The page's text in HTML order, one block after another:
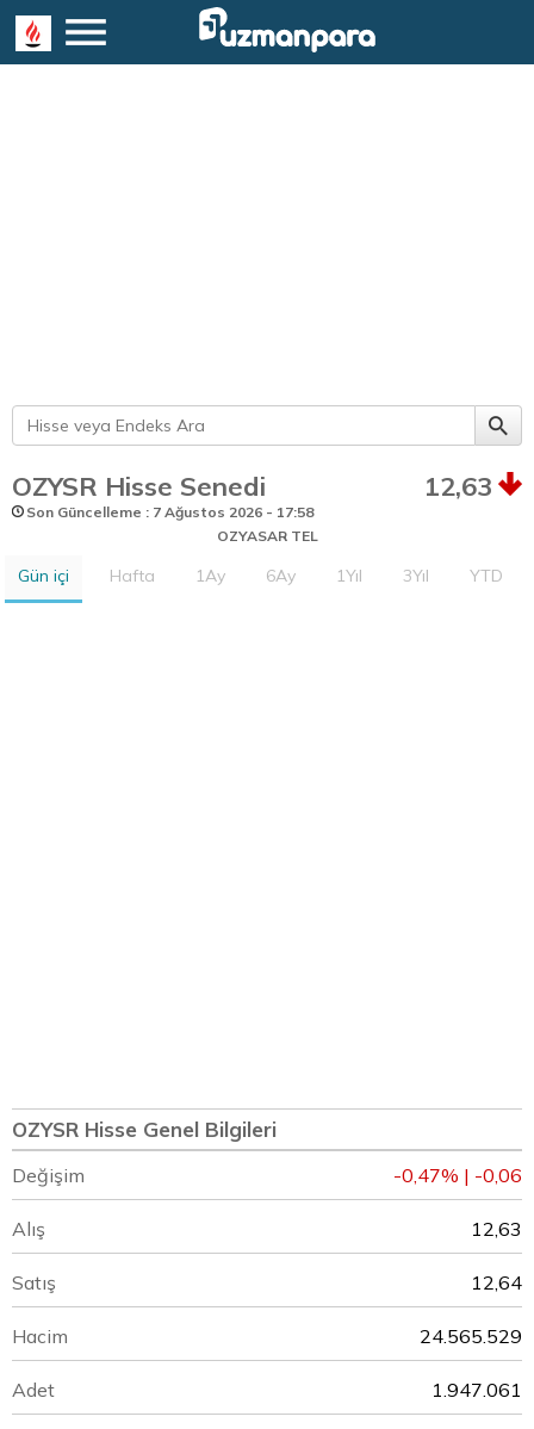
OZYSR Hisse Senedi 12,63
Son Güncelleme : 7 Ağustos 2026 - 17:58
OZYASAR TEL
Gün içi Hafta 1Ay 6Ay 1Yıl 3Yıl YTD
OZYSR Hisse Genel Bilgileri
Değişim -0,47% | -0,06
Alış 12,63
Satış 12,64
Hacim 24.565.529
Adet 1.947.061